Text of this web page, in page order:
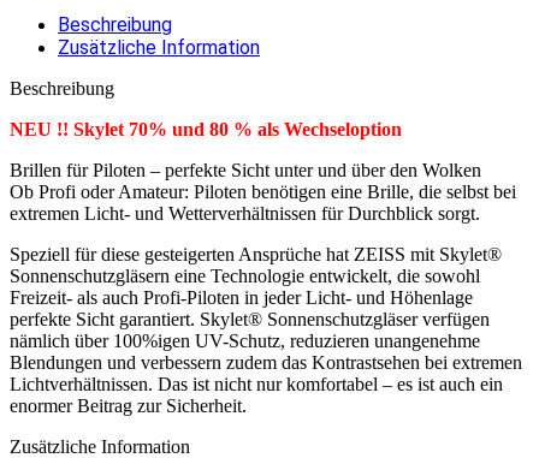
14
Menge
Beschreibung
Zusätzliche Information
Beschreibung
NEU !! Skylet 70% und 80 % als Wechseloption
Brillen für Piloten – perfekte Sicht unter und über den Wolken
Ob Profi oder Amateur: Piloten benötigen eine Brille, die selbst bei
extremen Licht- und Wetterverhältnissen für Durchblick sorgt.
Speziell für diese gesteigerten Ansprüche hat ZEISS mit Skylet®
Sonnenschutzgläsern eine Technologie entwickelt, die sowohl
Freizeit- als auch Profi-Piloten in jeder Licht- und Höhenlage
perfekte Sicht garantiert. Skylet® Sonnenschutzgläser verfügen
nämlich über 100%igen UV-Schutz, reduzieren unangenehme
Blendungen und verbessern zudem das Kontrastsehen bei extremen
Lichtverhältnissen. Das ist nicht nur komfortabel – es ist auch ein
enormer Beitrag zur Sicherheit.
Zusätzliche Information